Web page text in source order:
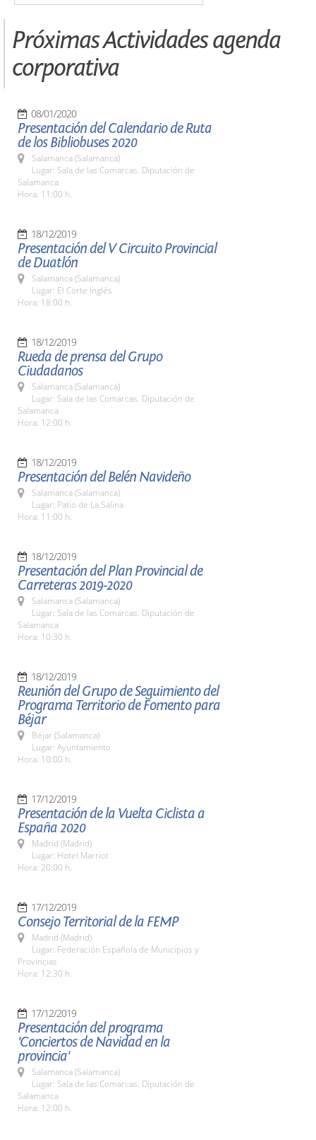
Próximas Actividades agenda
corporativa
08/01/2020
Presentación del Calendario de Ruta
de los Bibliobuses 2020
Salamanca (Salamanca)
Lugar: Sala de las Comarcas. Diputación de
Salamanca
Hora: 11:00 h.
18/12/2019
Presentación del V Circuito Provincial
de Duatlón
Salamanca (Salamanca)
Lugar: El Corte Inglés
Hora: 18:00 h.
18/12/2019
Rueda de prensa del Grupo
Ciudadanos
Salamanca (Salamanca)
Lugar: Sala de las Comarcas. Diputación de
Salamanca
Hora: 12:00 h.
18/12/2019
Presentación del Belén Navideño
Salamanca (Salamanca)
Lugar: Patio de La Salina
Hora: 11:00 h.
18/12/2019
Presentación del Plan Provincial de
Carreteras 2019-2020
Salamanca (Salamanca)
Lugar: Sala de las Comarcas. Diputación de
Salamanca
Hora: 10:30 h.
18/12/2019
Reunión del Grupo de Seguimiento del
Programa Territorio de Fomento para
Béjar
Béjar (Salamanca)
Lugar: Ayuntamiento
Hora: 10:00 h.
17/12/2019
Presentación de la Vuelta Ciclista a
España 2020
Madrid (Madrid)
Lugar: Hotel Marriot
Hora: 20:00 h.
17/12/2019
Consejo Territorial de la FEMP
Madrid (Madrid)
Lugar: Federación Española de Municipios y
Provincias
Hora: 12:30 h.
17/12/2019
Presentación del programa
'Conciertos de Navidad en la
provincia'
Salamanca (Salamanca)
Lugar: Sala de las Comarcas. Diputación de
Salamanca
Hora: 12:00 h.